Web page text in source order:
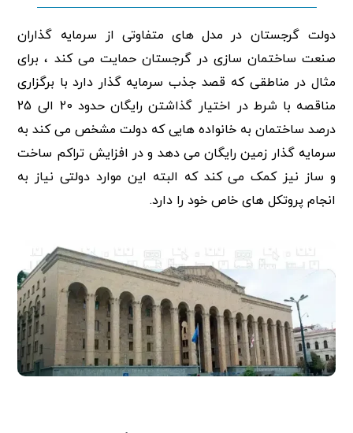
دولت گرجستان در مدل های متفاوتی از سرمایه گذاران
صنعت ساختمان سازی در گرجستان حمایت می کند ، برای
مثال در مناطقی که قصد جذب سرمایه گذار دارد با برگزاری
مناقصه با شرط در اختیار گذاشتن رایگان حدود 20 الی 25
درصد ساختمان به خانواده هایی که دولت مشخص می کند به
سرمایه گذار زمین رایگان می دهد و در افزایش تراکم ساخت
و ساز نیز کمک می کند که البته این موارد دولتی نیاز به
انجام پروتکل های خاص خود را دارد.